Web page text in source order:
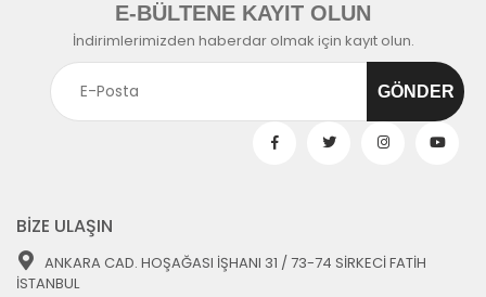
E-BÜLTENE KAYIT OLUN
İndirimlerimizden haberdar olmak için kayıt olun.
BİZE ULAŞIN
ANKARA CAD. HOŞAĞASI İŞHANI 31 / 73-74 SİRKECİ FATİH
İSTANBUL